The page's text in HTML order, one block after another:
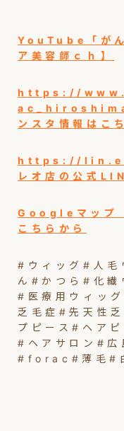
YouTube「がん
ア美容師ｃｈ】
https://
ンスタ情報はこ
https://
レオ店の公式
Googleマップ
こちらから
#ウィッグ#人毛
ん#かつら#化繊
#医療用ウィッ
乏毛症#先天性
プピース#ヘア
#ヘアサロン#広
#forac#薄毛#